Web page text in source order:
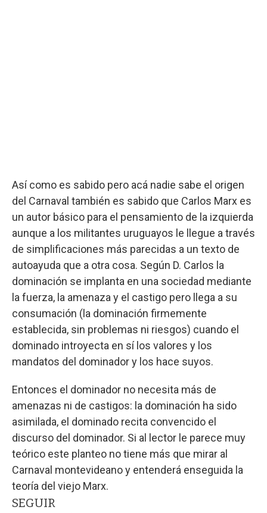
Así como es sabido pero acá nadie sabe el origen
del Carnaval también es sabido que Carlos Marx es
un autor básico para el pensamiento de la izquierda
aunque a los militantes uruguayos le llegue a través
de simplificaciones más parecidas a un texto de
autoayuda que a otra cosa. Según D. Carlos la
dominación se implanta en una sociedad mediante
la fuerza, la amenaza y el castigo pero llega a su
consumación (la dominación firmemente
establecida, sin problemas ni riesgos) cuando el
dominado introyecta en sí los valores y los
mandatos del dominador y los hace suyos.
Entonces el dominador no necesita más de
amenazas ni de castigos: la dominación ha sido
asimilada, el dominado recita convencido el
discurso del dominador. Si al lector le parece muy
teórico este planteo no tiene más que mirar al
Carnaval montevideano y entenderá enseguida la
teoría del viejo Marx.
SEGUIR